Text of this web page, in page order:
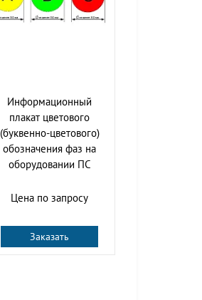
Информационный
плакат цветового
(буквенно-цветового)
обозначения фаз на
оборудовании ПС
Цена по запросу
Заказать